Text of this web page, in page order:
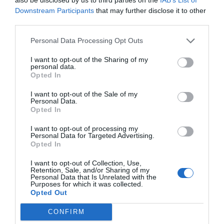
Downstream Participants that may further disclose it to other
Personal Data Processing Opt Outs
I want to opt-out of the Sharing of my
personal data.
Opted In
I want to opt-out of the Sale of my
Personal Data.
Opted In
I want to opt-out of processing my
Personal Data for Targeted Advertising.
Opted In
I want to opt-out of Collection, Use,
Retention, Sale, and/or Sharing of my
Personal Data that Is Unrelated with the
Purposes for which it was collected.
Opted Out
CONFIRM
że jest to idealna lokalizacja na plażowe szaleństwo.
bardzo rozwinięta, oferująca różne aktywności, a
rodzin. Fani aktywnego wypoczynku również znajdą
coś dla siebie – od sportów wodnych po wędrówki
po okolicznych górach.
Co zabrać ze sobą do Alanyi?
Przygotowując się do wyjazdu do Alanyi, warto
pomyśleć o wygodnym ubraniu, które będzie
odpowiednie na plażę i w czasie zwiedzania.
klapki oraz kremy ochronne. Dzieci często
potrzebują również zabawek do wody, które umilą
im czas spędzony w aquaparku. Warto także
pomyśleć o lekach na słońce oraz innych